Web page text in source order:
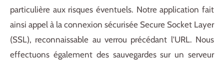
particulière aux risques éventuels. Notre application fait
ainsi appel à la connexion sécurisée Secure Socket Layer
(SSL), reconnaissable au verrou précédant l'URL. Nous
effectuons également des sauvegardes sur un serveur